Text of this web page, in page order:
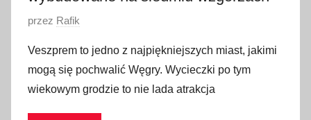
O
u
b
l
i
przez Rafik
Veszprem to jedno z najpiękniejszych miast, jakimi
mogą się pochwalić Węgry. Wycieczki po tym
wiekowym grodzie to nie lada atrakcja